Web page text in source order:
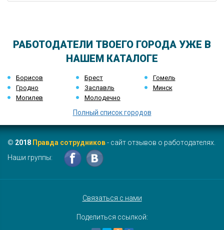
РАБОТОДАТЕЛИ ТВОЕГО ГОРОДА УЖЕ В
НАШЕМ КАТАЛОГЕ
Борисов Брест
Гомель
Гродно
Заславль
Минск
Могилев
Молодечно
Полный список городов
© 2018 Правда сотрудников- сайт отзывов о работодателях.
Наши группы:
Связаться с нами
Поделиться ссылкой: